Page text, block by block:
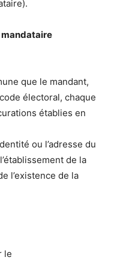
mandataire
que le mandant,
électoral, chaque
établies en
ou l’adresse du
de la
l’existence de la
le